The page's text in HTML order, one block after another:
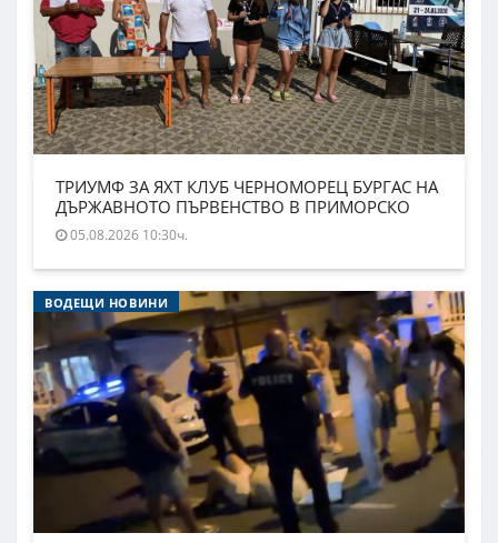
ТРИУМФ ЗА ЯХТ КЛУБ ЧЕРНОМОРЕЦ БУРГАС НА
ДЪРЖАВНОТО ПЪРВЕНСТВО В ПРИМОРСКО
05.08.2026 10:30ч.
ВОДЕЩИ НОВИНИ